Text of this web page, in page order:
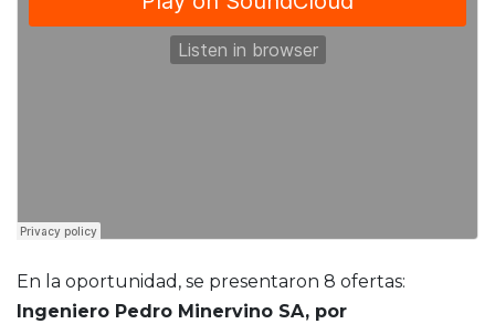
En la oportunidad, se presentaron 8 ofertas:
Ingeniero Pedro Minervino SA, por